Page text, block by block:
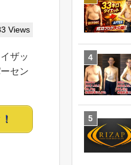
Views
ザッ
セン